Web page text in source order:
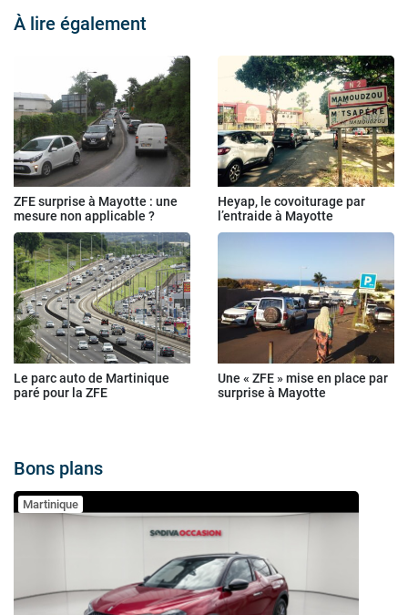
À lire également
ZFE surprise à Mayotte : une
mesure non applicable ?
Heyap, le covoiturage par
l’entraide à Mayotte
Le parc auto de Martinique
paré pour la ZFE
Une « ZFE » mise en place par
surprise à Mayotte
Bons plans
Martinique